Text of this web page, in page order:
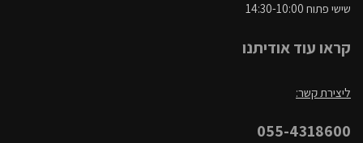
שישי פתוח 14:30-10:00
קראו עוד אודיתנו
ליצירת קשר:
055-4318600